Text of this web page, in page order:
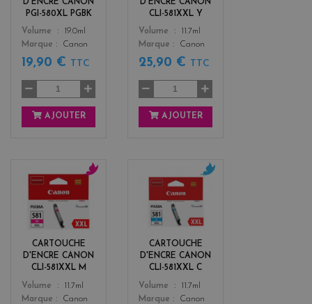
D'ENCRE CANON
PGI-580XL PGBK
Color
Volume
19.0ml
Marque
Canon
19,90 € TTC
AJOUTER
D'ENCRE CANON
CLI-581XXL Y
Color
Volume
11.7ml
Marque
Canon
25,90 € TTC
AJOUTER
CARTOUCHE
D'ENCRE CANON
CLI-581XXL M
Color
a
e
n
t
a
Volume
11.7ml
Marque
Canon
CARTOUCHE
D'ENCRE CANON
CLI-581XXL C
Color
n
Volume
11.7ml
Marque
Canon